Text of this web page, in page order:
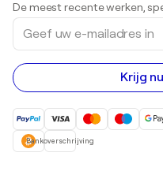
Beelden
Acrylverfschilderijen
De meest recente werken,
Geef
uw
e-
mailadres
in
Krijg
Bankoverschrijving